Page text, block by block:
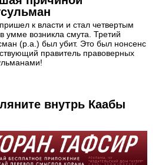
к власти и стал четвертым
возникла смута. Третий
(р.а.) был убит. Это был нонсенс
правитель правоверных
внутрь Каабы